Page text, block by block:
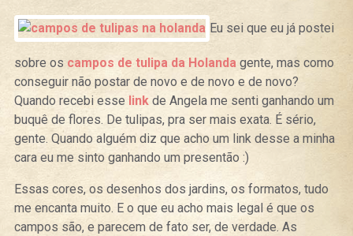
Eu sei que eu já postei
sobre os campos de tulipa da Holandagente, mas como
conseguir não postar de novo e de novo e de novo?
Quando recebi esse linkde Angela me senti ganhando um
buquê de flores. De tulipas, pra ser mais exata. É sério,
gente. Quando alguém diz que acho um link desse a minha
cara eu me sinto ganhando um presentão :)
Essas cores, os desenhos dos jardins, os formatos, tudo
me encanta muito. E o que eu acho mais legal é que os
campos são, e parecem de fato ser, de verdade. As